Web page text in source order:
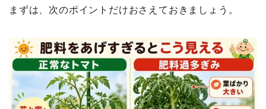
まずは、次のポイントだけおさえておきましょう。